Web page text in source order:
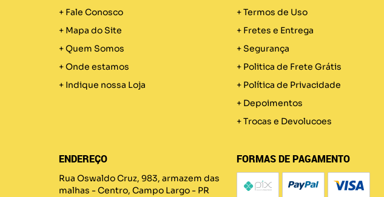
Fale Conosco
Mapa do Site
Quem Somos
Onde estamos
Indique nossa Loja
Termos de Uso
Fretes e Entrega
Segurança
Politica de Frete Grátis
Política de Privacidade
Depoimentos
Trocas e Devolucoes
ENDEREÇO
Rua Oswaldo Cruz, 983, armazem das
malhas - Centro, Campo Largo - PR
FORMAS DE PAGAMENTO